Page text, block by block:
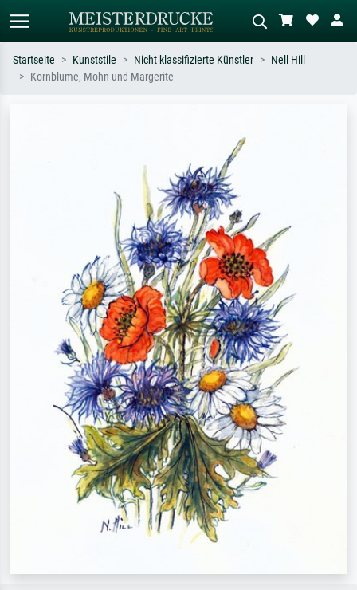
Ölgemälde, Stehender Akt neben einem
Startseite Kunststile Nicht klassifizierte Künstler
Nell Hill
Kornblume, Mohn und Margerite